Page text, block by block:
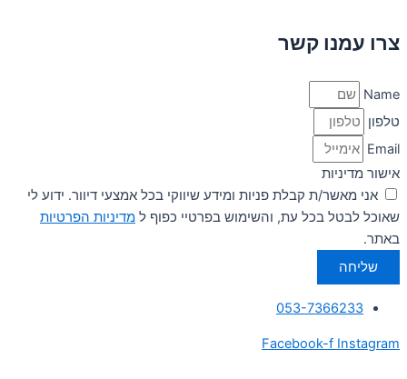
צרו עמנו קשר
Name
טלפון
Email
אישור מדיניות
אני מאשר/ת קבלת פניות ומידע שיווקי בכל אמצעי דיוור. ידוע לי
שאוכל לבטל בכל עת, והשימוש בפרטיי כפוף ל מדיניות הפרטיות
באתר.
שליחה
053-7366233
Facebook-f Instagram